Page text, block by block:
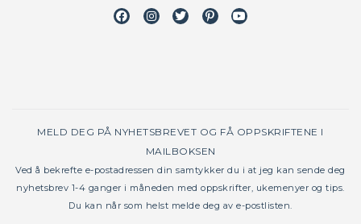
FacebookInstagram
TwitterPinterestYoutube
MELD DEG PÅ NYHETSBREVET OG FÅ OPPSKRIFTENE I
MAILBOKSEN
Ved å bekrefte e-postadressen din samtykker du i at jeg kan sende deg
nyhetsbrev 1-4 ganger i måneden med oppskrifter, ukemenyer og tips.
Du kan når som helst melde deg av e-postlisten.